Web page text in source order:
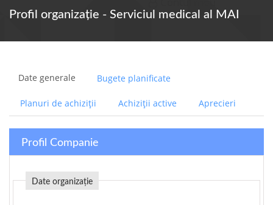
Profil organizație - Serviciul medical al MAI
Date generale Bugete planificate
Planuri de achiziții Achiziții active Aprecieri
Profil Companie
Date organizație